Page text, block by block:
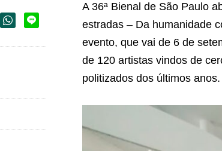
A 36ª Bienal de São Paulo
estradas – Da humanidade
evento, que vai de 6 de
de 120 artistas vindos de
politizados dos últimos anos.